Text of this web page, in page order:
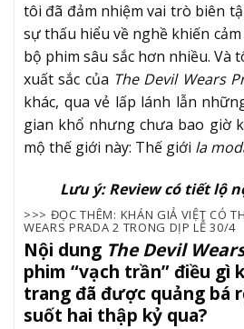
tôi đã đảm nhiệm vai trò biên
sự thấu hiểu về nghề khiến
bộ phim sâu sắc hơn nhiều. Và
xuất sắc của The Devil Wears
khác, qua vẻ lấp lánh lẫn
gian khổ nhưng chưa bao giờ
mộ thế giới này: Thế giới la
Lưu ý: Review có tiết lộ
>>> ĐỌC THÊM: KHÁN GIẢ VIỆT CÓ
WEARS PRADA 2 TRONG DỊP LỄ 30/4
Nội dung The Devil
phim “vạch trần” điều gì
trang đã được quảng bá
suốt hai thập kỷ qua?